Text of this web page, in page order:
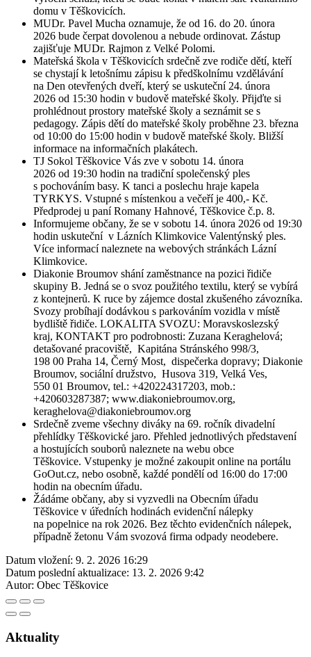
domu v Těškovicích.
MUDr. Pavel Mucha oznamuje, že od 16. do 20. února
2026 bude čerpat dovolenou a nebude ordinovat. Zástup
zajišťuje MUDr. Rajmon z Velké Polomi.
Mateřská škola v Těškovicích srdečně zve rodiče dětí, kteří
se chystají k letošnímu zápisu k předškolnímu vzdělávání
na Den otevřených dveří, který se uskuteční 24. února
2026 od 15:30 hodin v budově mateřské školy. Přijďte si
prohlédnout prostory mateřské školy a seznámit se s
pedagogy. Zápis dětí do mateřské školy proběhne 23. března
od 10:00 do 15:00 hodin v budově mateřské školy. Bližší
informace na informačních plakátech.
TJ Sokol Těškovice Vás zve v sobotu 14. února
2026 od 19:30 hodin na tradiční společenský ples
s pochováním basy. K tanci a poslechu hraje kapela
TYRKYS. Vstupné s místenkou a večeří je 400,- Kč.
Předprodej u paní Romany Hahnové, Těškovice č.p. 8.
Informujeme občany, že se v sobotu 14. února 2026 od 19:30
hodin uskuteční v Lázních Klimkovice Valentýnský ples.
Více informací naleznete na webových stránkách Lázní
Klimkovice.
Diakonie Broumov shání zaměstnance na pozici řidiče
skupiny B. Jedná se o svoz použitého textilu, který se vybírá
z kontejnerů. K ruce by zájemce dostal zkušeného závozníka.
Svozy probíhají dodávkou s parkováním vozidla v místě
bydliště řidiče. LOKALITA SVOZU: Moravskoslezský
kraj, KONTAKT pro podrobnosti: Zuzana Keraghelová;
detašované pracoviště, Kapitána Stránského 998/3,
198 00 Praha 14, Černý Most, dispečerka dopravy; Diakonie
Broumov, sociální družstvo, Husova 319, Velká Ves,
550 01 Broumov, tel.: +420224317203, mob.:
+420603287387; www.diakoniebroumov.org,
keraghelova@diakoniebroumov.org
Srdečně zveme všechny diváky na 69. ročník divadelní
přehlídky Těškovické jaro. Přehled jednotlivých představení
a hostujících souborů naleznete na webu obce
Těškovice. Vstupenky je možné zakoupit online na portálu
GoOut.cz, nebo osobně, každé pondělí od 16:00 do 17:00
hodin na obecním úřadu.
Žádáme občany, aby si vyzvedli na Obecním úřadu
Těškovice v úředních hodinách evidenční nálepky
na popelnice na rok 2026. Bez těchto evidenčních nálepek,
případně žetonu Vám svozová firma odpady neodebere.
Datum vložení: 9. 2. 2026 16:29
Datum poslední aktualizace: 13. 2. 2026 9:42
Autor: Obec Těškovice
Aktuality